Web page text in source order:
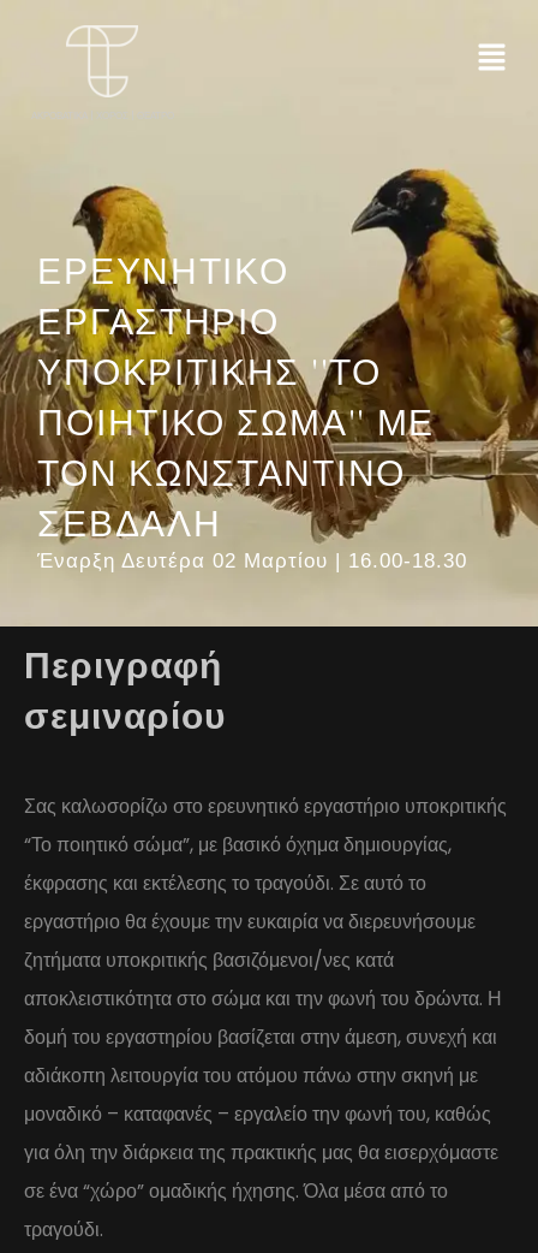
ΕΡΕΥΝΗΤΙΚΟ
ΕΡΓΑΣΤΗΡΙΟ
ΥΠΟΚΡΙΤΙΚΗΣ ''ΤΟ
ΠΟΙΗΤΙΚΟ ΣΩΜΑ'' ΜΕ
ΤΟΝ ΚΩΝΣΤΑΝΤΙΝΟ
ΣΕΒΔΑΛΗ
ΑΚΡΟΒΑΤΙΚΑ | ΧΟΡΟΣ | ΘΕΑΤΡΟ
Έναρξη Δευτέρα 02 Μαρτίου | 16.00-18.30
Περιγραφή
σεμιναρίου
Σας καλωσορίζω στο ερευνητικό εργαστήριο υποκριτικής
“Το ποιητικό σώμα”, με βασικό όχημα δημιουργίας,
έκφρασης και εκτέλεσης το τραγούδι. Σε αυτό το
εργαστήριο θα έχουμε την ευκαιρία να διερευνήσουμε
ζητήματα υποκριτικής βασιζόμενοι/νες κατά
αποκλειστικότητα στο σώμα και την φωνή του δρώντα. Η
δομή του εργαστηρίου βασίζεται στην άμεση, συνεχή και
αδιάκοπη λειτουργία του ατόμου πάνω στην σκηνή με
μοναδικό – καταφανές – εργαλείο την φωνή του, καθώς
για όλη την διάρκεια της πρακτικής μας θα εισερχόμαστε
σε ένα “χώρο” ομαδικής ήχησης. Όλα μέσα από το
τραγούδι.